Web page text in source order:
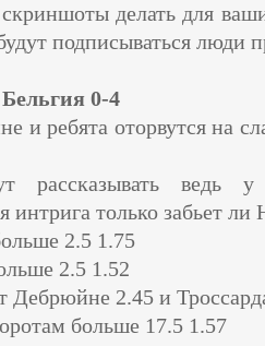
делать для
подписываться люди
0-4
и ребята оторвутся на
рассказывать ведь у
интрига только забьет ли
2.5 1.75
2.5 1.52
Дебрюйне 2.45 и
больше 17.5 1.57